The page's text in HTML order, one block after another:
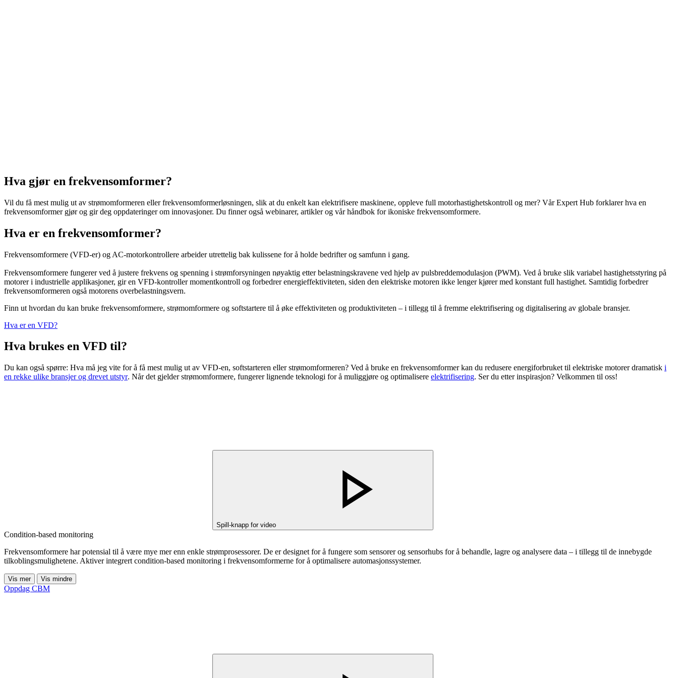
Hva gjør en frekvensomformer?
Vil du få mest mulig ut av strømomformeren eller frekvensomformerløsningen, slik at du enkelt kan elektrifisere maskinene, oppleve full motorhastighetskontroll og mer? Vår Expert Hub forklarer hva en
frekvensomformer gjør og gir deg oppdateringer om innovasjoner. Du finner også webinarer, artikler og vår håndbok for ikoniske frekvensomformere.
Hva er en frekvensomformer?
Frekvensomformere (VFD-er) og AC-motorkontrollere arbeider utrettelig bak kulissene for å holde bedrifter og samfunn i gang.
Frekvensomformere fungerer ved å justere frekvens og spenning i strømforsyningen nøyaktig etter belastningskravene ved hjelp av pulsbreddemodulasjon (PWM). Ved å bruke slik variabel hastighetsstyring på
motorer i industrielle applikasjoner, gir en VFD-kontroller momentkontroll og forbedrer energieffektiviteten, siden den elektriske motoren ikke lenger kjører med konstant full hastighet. Samtidig forbedrer
frekvensomformeren også motorens overbelastningsvern.
Finn ut hvordan du kan bruke frekvensomformere, strømomformere og softstartere til å øke effektiviteten og produktiviteten – i tillegg til å fremme elektrifisering og digitalisering av globale bransjer.
Hva er en VFD?
Hva brukes en VFD til?
Du kan også spørre: Hva må jeg vite for å få mest mulig ut av VFD-en, softstarteren eller strømomformeren? Ved å bruke en frekvensomformer kan du redusere energiforbruket til elektriske motorer dramatisk i
en rekke ulike bransjer og drevet utstyr. Når det gjelder strømomformere, fungerer lignende teknologi for å muliggjøre og optimalisere elektrifisering. Ser du etter inspirasjon? Velkommen til oss!
Spill-knapp for video
Condition-based monitoring
Frekvensomformere har potensial til å være mye mer enn enkle strømprosessorer. De er designet for å fungere som sensorer og sensorhubs for å behandle, lagre og analysere data – i tillegg til de innebygde
tilkoblingsmulighetene. Aktiver integrert condition-based monitoring i frekvensomformerne for å optimalisere automasjonssystemer.
Vis mer Vis mindre
Oppdag CBM